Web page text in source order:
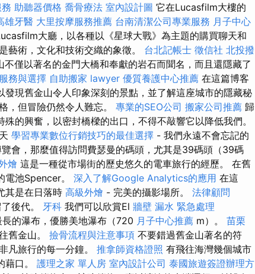
助聽器價格 喬骨療法 室內設計圖 它在Lucasfilm大樓的
雄牙醫 大里按摩服務推薦 台南清潔公司專業服務 月子中心
大廳，以各種以《星球大戰》為主題的購買聊天和
藝術，文化和技術交織的象徵。 台北記帳士 徵信社 北投撥
不僅以著名的金門大橋和奉獻的岩石而聞名，而且還隱藏了
務與選擇 自助搬家 lawyer 優質養護中心推薦 在這篇博客
現舊金山令人印象深刻的景點，並了解這座城市的隱藏秘
，但冒險仍然令人難忘。 專業的SEO公司 搬家公司推薦 歸
的興奮，以密封橋樑的出口，不得不敲響它以降低我們。
學習專業數位行銷技巧的最佳選擇 - 我們永遠不會忘記的
會，那麼值得訪問費瑟曼的碼頭，尤其是39碼頭（39碼
燴 這是一種從市場街的歷史悠久的電車旅行的經歷。 在舊
電池Spencer。 深入了解Google Analytics的應用 在這
其是在日落時 高級外燴 - 完美的攝影場所。 法律顧問
後代。 牙科 我們可以欣賞El 牆壁 漏水 緊急處理
的瀑布，優勝美地瀑布（720 月子中心推薦 m）。 苗栗
舊金山。 撿骨流程與注意事項 不要錯過舊金山著名的符
凡旅行的每一分鐘。 推拿師資格證照 有飛往海灣幾個城市
藉口。 護理之家 單人房 室內設計公司 泰國旅遊簽證辦理方